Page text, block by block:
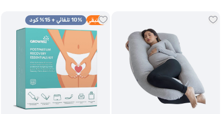
2 متبقي 10% تلقائي + 15% كود